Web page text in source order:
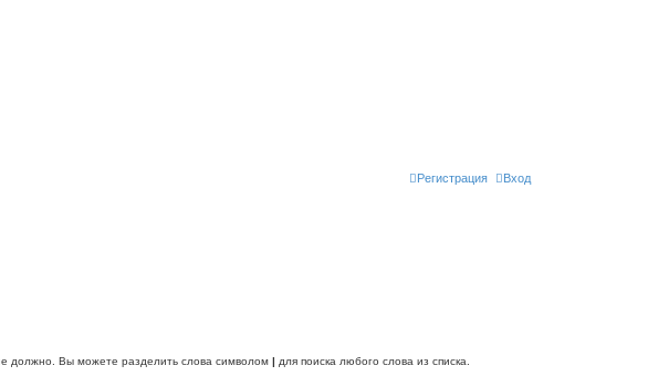
Вход
Регистрация
должно. Вы можете разделить слова символом | для поиска любого слова из списка.